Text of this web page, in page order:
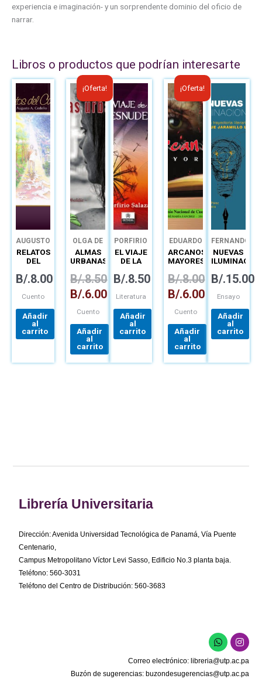
experiencia e imaginación- y un sorprendente dominio del oficio de
narrar.
Libros o productos que podrían interesarte
AUGUSTO
CEDEÑO
RELATOS
DEL
B/.8.00
Cuento
Añadir
al
carrito
¡Oferta!
OLGA DE
OBALDÍA
ALMAS
URBANAS
B/.8.50
El
precio
original
era:
B/.8.50.
B/.6.00
El
precio
actual
es:
B/.6.00.
Cuento
Añadir
al
carrito
PORFIRIO
SALAZAR
EL VIAJE
DE LA
B/.8.50
Literatura
Añadir
al
carrito
¡Oferta!
EDUARDO
JASPE
LESCURE
ARCANOS
MAYORES
B/.8.00
El
precio
original
era:
B/.8.00.
B/.6.00
El
precio
actual
es:
B/.6.00.
Cuento
Añadir
al
carrito
FERNANDO
BURGOS
FÁTIMA
NUEVAS
LARGA
DE
JARAMILLO
LEVI
B/.15.00
Ensayo
Añadir
al
carrito
Librería Universitaria
Dirección: Avenida Universidad Tecnológica de Panamá, Vía Puente
Centenario,
Campus Metropolitano Víctor Levi Sasso, Edificio No.3 planta baja.
Teléfono: 560-3031
Teléfono del Centro de Distribución: 560-3683
W
h
a
t
s
I
n
s
t
a
Correo electrónico: libreria@utp.ac.pa
Buzón de sugerencias: buzondesugerencias@utp.ac.pa